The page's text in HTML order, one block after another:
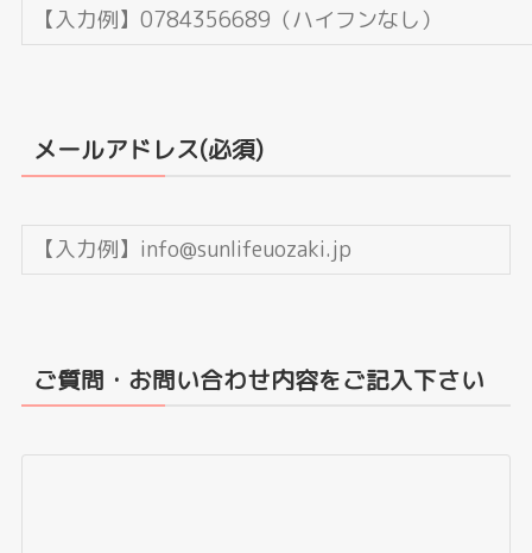
メールアドレス(必須)
ご質問・お問い合わせ内容をご記入下さい